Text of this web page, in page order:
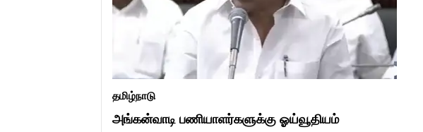
தமிழ்நாடு
அங்கன்வாடி பணியாளர்களுக்கு ஓய்வூதியம்